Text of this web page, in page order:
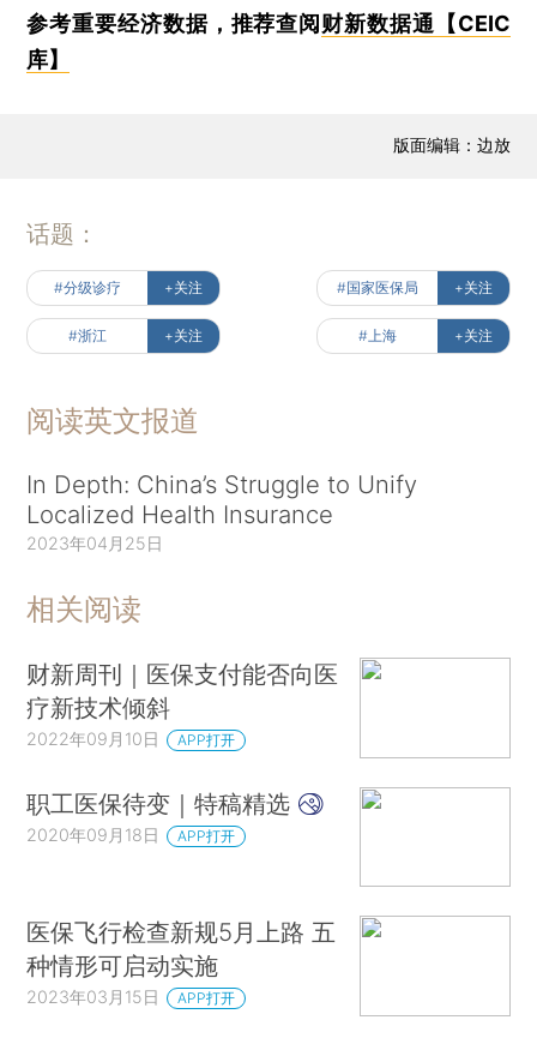
参考重要经济数据，推荐查阅 财新数据通【CEIC
库】
版面编辑：边放
话题：
#分级诊疗 +关注 #国家医保局 +关注
#浙江 +关注 #上海 +关注
阅读英文报道
In Depth: China’s Struggle to Unify
Localized Health Insurance
2023年04月25日
相关阅读
财新周刊｜医保支付能否向医
疗新技术倾斜
2022年09月10日 APP打开
职工医保待变｜特稿精选
2020年09月18日 APP打开
医保飞行检查新规5月上路 五
种情形可启动实施
2023年03月15日 APP打开